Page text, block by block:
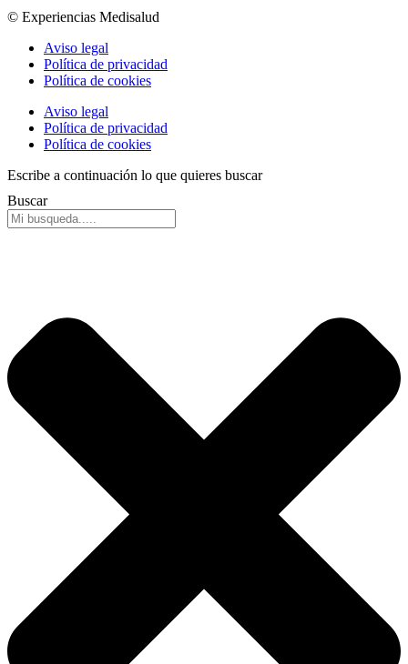
© Experiencias Medisalud
Aviso legal
Política de privacidad
Política de cookies
Aviso legal
Política de privacidad
Política de cookies
Escribe a continuación lo que quieres buscar
Buscar